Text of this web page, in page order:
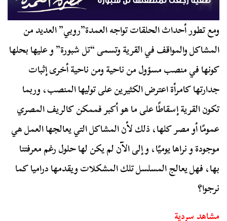
ومع تطور أحداث الحلقات تواجه العمدة”روبي” العديد من
المشاكل والمواقف في القرية وتسمى “تل شبورة” و عليها بحلها
كونها في منصب مسؤول من ناحية ومن ناحية أخرى إثبات
جدارتها كامرأة اعترض الكثيرين على توليها المنصب، وربما
تكون القرية إسقاطًا على ما هو أكبر فممكن كالريف المصري
عمومًا أو مصر كلها، ذلك لأن المشاكل التي يعالجها العمل هي
موجودة و نراها يوميًا، و إلى الآن لم يكن لها حلول رغم معرفتنا
بها، فهل يعالج المسلسل تلك المشكلات ويقدمها دراميا كما
نرجوا؟
مشاهد سردية